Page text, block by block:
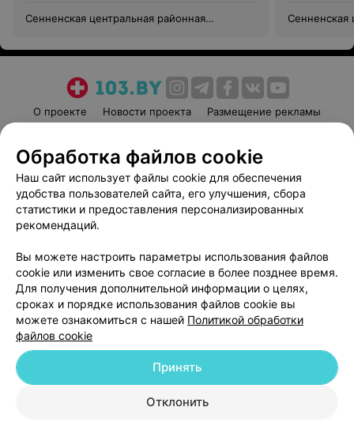
Сенненская центральная районная
Сенненская
О проекте Новости проекта
Размещение рекламы
Пользовательское соглашение
Способы оплаты
Вакансии
Партнеры
Написать руководителю 103.by
Обработка персональных данных
© 2026 ООО «Артокс Лаб», УНП 191700409
| 220012, Республика Беларусь,
Обработка файлов cookie
Наш сайт использует файлы cookie для обеспечения
удобства пользователей сайта, его улучшения, сбора
статистики и предоставления персонализированных
рекомендаций.
Вы можете настроить параметры использования файлов
cookie или изменить свое согласие в более позднее время.
Для получения дополнительной информации о целях,
сроках и порядке использования файлов cookie вы
можете ознакомиться с нашей Политикой обработки
файлов cookie
Отклонить
Принять